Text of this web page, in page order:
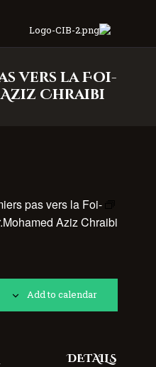
vers la Foi-
Chraibi
Badr
pas vers la Foi-
Aziz Chraibi
Add to calendar
DETAILS